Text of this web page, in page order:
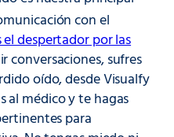
con el
el despertador por las
conversaciones, sufres
oído, desde Visualfy
al médico y te hagas
para